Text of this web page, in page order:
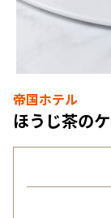
帝国ホテル
ほうじ茶の